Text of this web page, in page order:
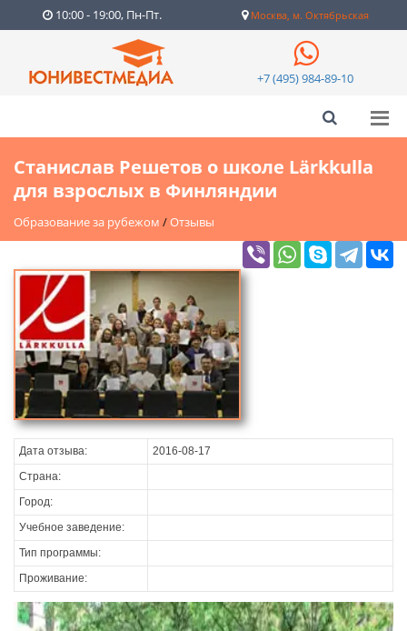
10:00 - 19:00, Пн-Пт. Москва, м. Октябрьская
+7 (495) 984-89-10
Станислав Решетов о школе Lärkkulla
для взрослых в Финляндии
Образование за рубежом /Отзывы
Дата отзыва:
2016-08-17
Страна:
Город:
Учебное заведение:
Тип программы:
Проживание: